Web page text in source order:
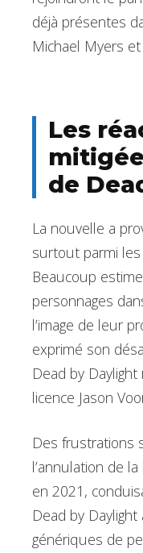
déjà présentes
Michael Myers
Les
de
La nouvelle a
surtout parmi
Beaucoup
personnages
l’image de leur
exprimé son
Dead by
licence Jason
Des frustrations
l’annulation de
en 2021,
Dead by
génériques de